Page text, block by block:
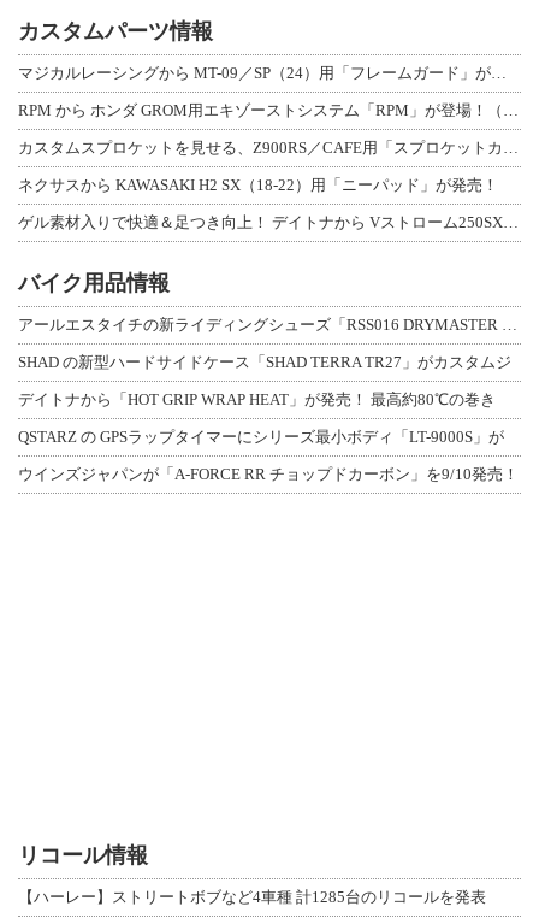
カスタムパーツ情報
マジカルレーシングから MT-09／SP（24）用「フレームガード」が登場！
RPM から ホンダ GROM用エキゾーストシステム「RPM」が登場！（動画あり
カスタムスプロケットを見せる、Z900RS／CAFE用「スプロケットカバーフルキ
ネクサスから KAWASAKI H2 SX（18-22）用「ニーパッド」が発売！
ゲル素材入りで快適＆足つき向上！ デイトナから Vストローム250SX用「快適ロ
バイク用品情報
アールエスタイチの新ライディングシューズ「RSS016 DRYMASTER スト
SHAD の新型ハードサイドケース「SHAD TERRA TR27」がカスタムジ
デイトナから「HOT GRIP WRAP HEAT」が発売！ 最高約80℃の巻き
QSTARZ の GPSラップタイマーにシリーズ最小ボディ「LT-9000S」が
ウインズジャパンが「A-FORCE RR チョップドカーボン」を9/10発売！
リコール情報
【ハーレー】ストリートボブなど4車種 計1285台のリコールを発表